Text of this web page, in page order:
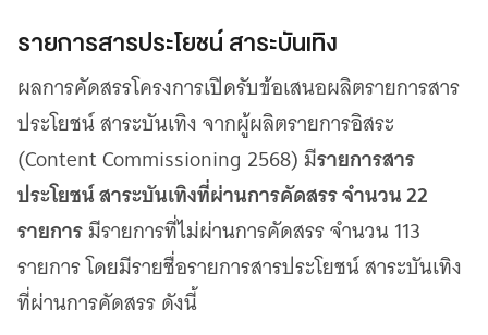
C-SITE
เพราะพลังการสื่อสารอยู่ในมือคุณ
Locals
นิเวศสื่อสาธารณะท้องถิ่นคุณภาพ
Policy Watch
จับตาอนาคตประเทศไทย
The Visual
Making Data Visible
รายการสารประโยชน์ สาระบันเทิง
ผลการคัดสรรโครงการเปิดรับข้อเสนอผลิตรายการสาร
ประโยชน์ สาระบันเทิง จากผู้ผลิตรายการอิสระ
(Content Commissioning 2568) มีรายการสาร
ประโยชน์ สาระบันเทิงที่ผ่านการคัดสรร จำนวน 22
รายการมีรายการที่ไม่ผ่านการคัดสรร จำนวน 113
รายการ โดยมีรายชื่อรายการสารประโยชน์ สาระบันเทิง
ที่ผ่านการคัดสรร ดังนี้